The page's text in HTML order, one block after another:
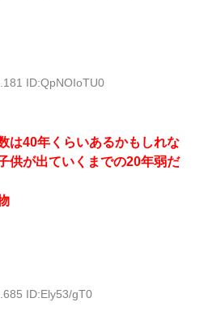
ID:QpNOIoTU0
は40年くらいあるかもしれな
供が出ていくまでの20年弱だ
ID:Ely53/gT0